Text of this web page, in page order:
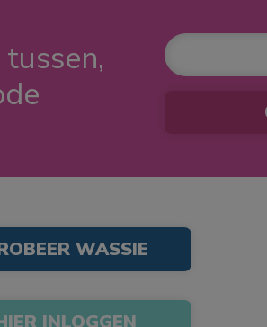
WASSIE
INLOGGEN